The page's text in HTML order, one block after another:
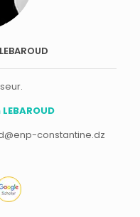
constantine.dz